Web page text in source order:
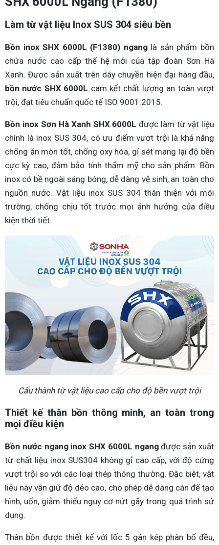
Làm từ vật liệu Inox SUS 304 siêu bền
Bồn inox SHX 6000L (F1380) nganglà sản phẩm bồn
chứa nước cao cấp thế hệ mới của tập đoàn Sơn Hà
Xanh. Được sản xuất trên dây chuyền hiện đại hàng đầu,
bồn nước SHX 6000L cam kết chất lượng an toàn vượt
trội, đạt tiêu chuẩn quốc tế ISO 9001:2015.
Bồn inox Sơn Hà Xanh SHX 6000L được làm từ vật liệu
chính là inox SUS 304, có ưu điểm vượt trội là khả năng
chống ăn mòn tốt, chống oxy hóa, gỉ sét mang lại độ bền
cực kỳ cao, đảm bảo tính thẩm mỹ cho sản phẩm. Bồn
inox có bề ngoài sáng bóng, dễ dàng vệ sinh, an toàn cho
nguồn nước. Vật liệu inox SUS 304 thân thiện với môi
trường, chống chịu tốt trước mọi ảnh hưởng của điều
kiện thời tiết.
Cấu thành từ vật liệu cao cấp cho độ bền vượt trội
Thiết kế thân bồn thông minh, an toàn trong
mọi điều kiện
Bồn nước ngang inox SHX 6000L ngangđược sản xuất
từ chất liệu inox SUS304 không gỉ cao cấp, với độ cứng
vượt trội so với các loại thép thông thường. Đặc biệt, vật
liệu này vẫn giữ độ dẻo cao, cho phép dễ dàng cán để tạo
hình, uốn, giảm thiểu nguy cơ nứt gãy trong quá trình sử
dụng.
Thân bồn được thiết kế với lốc 5 gân kép phân bổ đều,